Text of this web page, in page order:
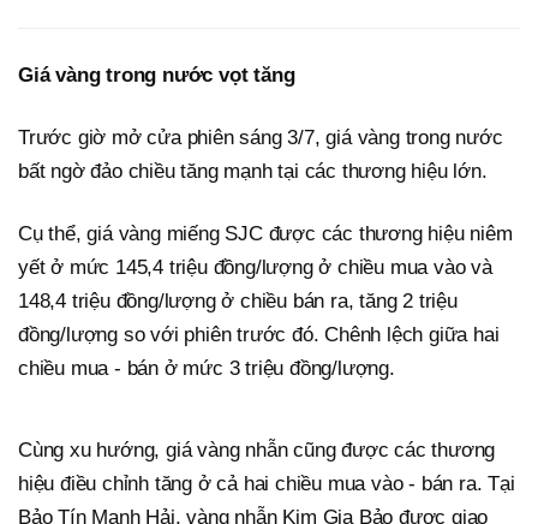
Giá vàng trong nước vọt tăng
Trước giờ mở cửa phiên sáng 3/7, giá vàng trong nước
bất ngờ đảo chiều tăng mạnh tại các thương hiệu lớn.
Cụ thể, giá vàng miếng SJC được các thương hiệu niêm
yết ở mức 145,4 triệu đồng/lượng ở chiều mua vào và
148,4 triệu đồng/lượng ở chiều bán ra, tăng 2 triệu
đồng/lượng so với phiên trước đó. Chênh lệch giữa hai
chiều mua - bán ở mức 3 triệu đồng/lượng.
Cùng xu hướng, giá vàng nhẫn cũng được các thương
hiệu điều chỉnh tăng ở cả hai chiều mua vào - bán ra. Tại
Bảo Tín Mạnh Hải, vàng nhẫn Kim Gia Bảo được giao